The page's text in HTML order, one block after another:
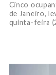
Cinco
de Janeiro,
quinta-feira